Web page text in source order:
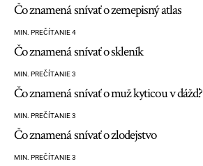
Čo znamená snívať o zemepisný atlas
MIN. PREČÍTANIE 4
Čo znamená snívať o skleník
MIN. PREČÍTANIE 3
Čo znamená snívať o muž kyticou v dážď?
MIN. PREČÍTANIE 3
Čo znamená snívať o zlodejstvo
MIN. PREČÍTANIE 3